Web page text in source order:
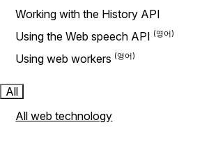
Working with the History API
Using the Web speech API
Using web workers
All
All web technology